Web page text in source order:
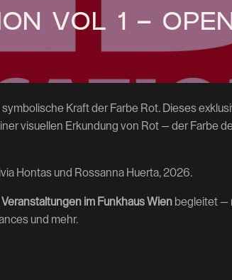
VOL 1 –
Kraft der Farbe Rot. Dieses
visuellen Erkundung von Rot — der Farbe
Hontas und Rossanna Huerta, 2026.
im Funkhaus Wien begleitet —
und mehr.